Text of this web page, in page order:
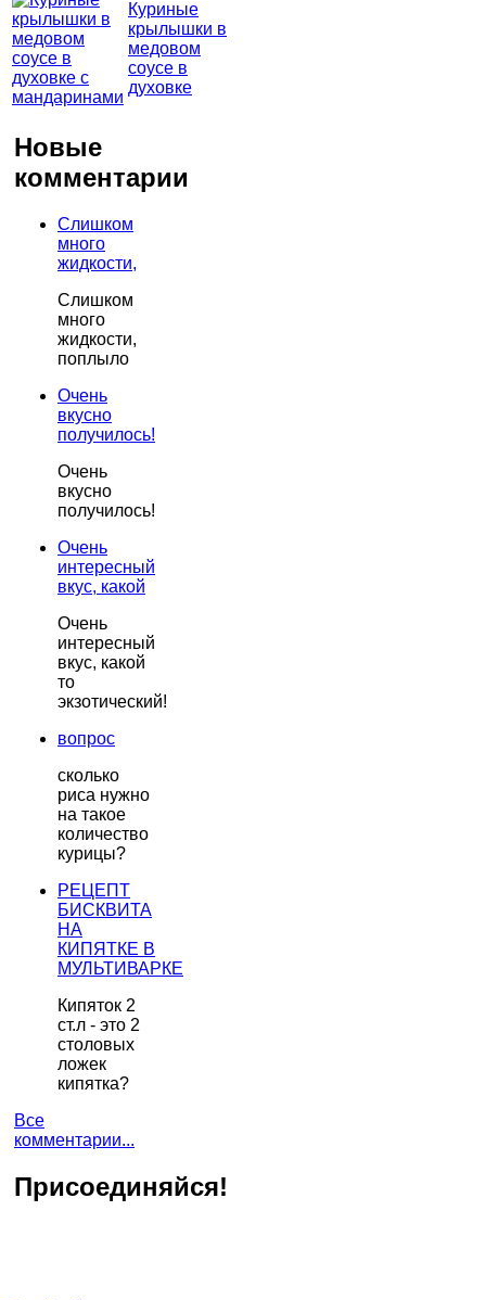
Куриные
крылышки в
медовом
соусе в
духовке
Новые
комментарии
Слишком
много
жидкости,
Слишком
много
жидкости,
поплыло
Очень
вкусно
получилось!
Очень
вкусно
получилось!
Очень
интересный
вкус, какой
Очень
интересный
вкус, какой
то
экзотический!
вопрос
сколько
риса нужно
на такое
количество
курицы?
РЕЦЕПТ
БИСКВИТА
НА
КИПЯТКЕ В
МУЛЬТИВАРКЕ
Кипяток 2
ст.л - это 2
столовых
ложек
кипятка?
Все
комментарии...
Присоединяйся!